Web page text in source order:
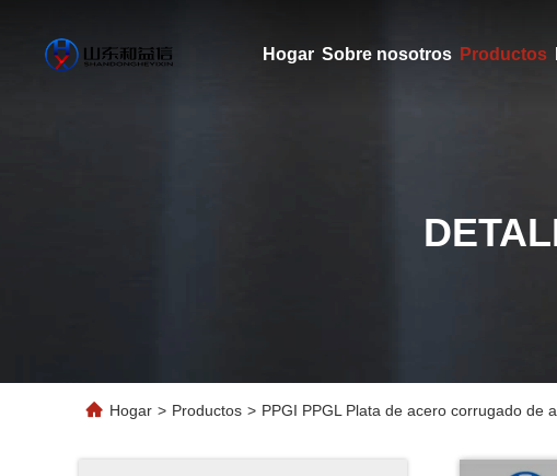
Hogar Sobre nosotros Productos
Hogar > Productos > PPGI PPGL Plata de acero corrugado de